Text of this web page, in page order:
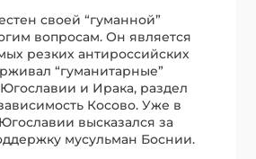
своей “гуманной”
вопросам. Он является
резких антироссийских
“гуманитарные”
и Ирака, раздел
Косово. Уже в
высказался за
мусульман Боснии.